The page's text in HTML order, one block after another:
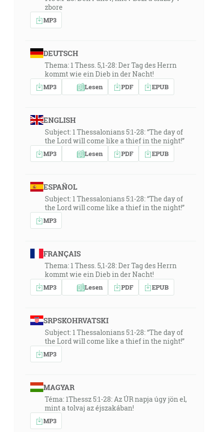
zbore
MP3
DEUTSCH
Thema: 1 Thess. 5,1-28: Der Tag des Herrn
kommt wie ein Dieb in der Nacht!
MP3 Lesen PDF EPUB
ENGLISH
Subject: 1 Thessalonians 5:1-28: “The day of
the Lord will come like a thief in the night!”
MP3 Lesen PDF EPUB
ESPAÑOL
Subject: 1 Thessalonians 5:1-28: “The day of
the Lord will come like a thief in the night!”
MP3
FRANÇAIS
Thema: 1 Thess. 5,1-28: Der Tag des Herrn
kommt wie ein Dieb in der Nacht!
MP3 Lesen PDF EPUB
SRPSKOHRVATSKI
Subject: 1 Thessalonians 5:1-28: “The day of
the Lord will come like a thief in the night!”
MP3
MAGYAR
Téma: 1Thessz 5:1-28: Az ÚR napja úgy jön el,
mint a tolvaj az éjszakában!
MP3